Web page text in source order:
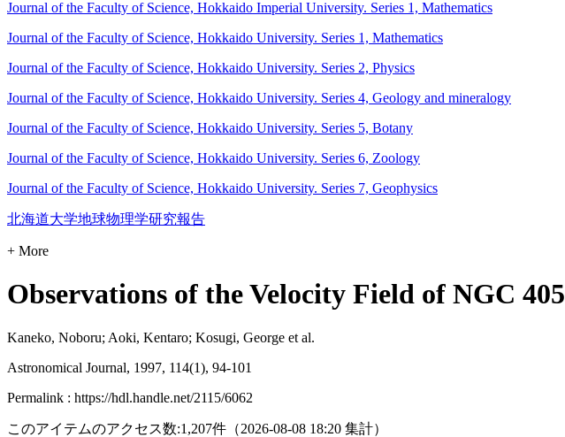
Journal of the Faculty of Science, Hokkaido Imperial University. Series 1, Mathematics
Journal of the Faculty of Science, Hokkaido University. Series 1, Mathematics
Journal of the Faculty of Science, Hokkaido University. Series 2, Physics
Journal of the Faculty of Science, Hokkaido University. Series 4, Geology and mineralogy
Journal of the Faculty of Science, Hokkaido University. Series 5, Botany
Journal of the Faculty of Science, Hokkaido University. Series 6, Zoology
Journal of the Faculty of Science, Hokkaido University. Series 7, Geophysics
北海道大学地球物理学研究報告
+ More
Observations of the Velocity Field of NGC
Kaneko, Noboru; Aoki, Kentaro; Kosugi, George et al.
Astronomical Journal, 1997, 114(1), 94-101
Permalink : https://hdl.handle.net/2115/6062
このアイテムのアクセス数:1,207件 （2026-08-08 18:20 集計）